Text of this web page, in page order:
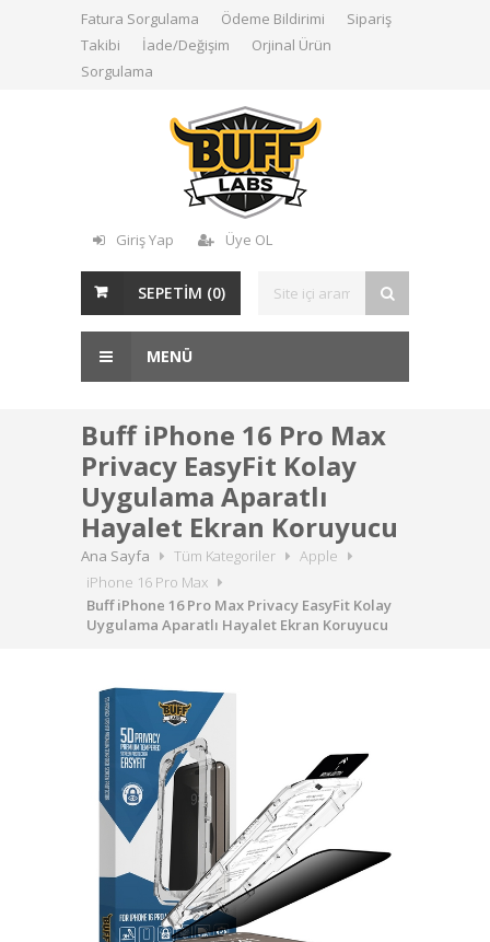
Fatura Sorgulama Ödeme Bildirimi
Sipariş
Takibi
İade/Değişim
Orjinal Ürün
Sorgulama
Giriş Yap Üye OL
SEPETİM (0)
MENÜ
Buff iPhone 16 Pro Max
Privacy EasyFit Kolay
Uygulama Aparatlı
Hayalet Ekran Koruyucu
Ana Sayfa Tüm Kategoriler
Apple
iPhone 16 Pro Max
Buff iPhone 16 Pro Max Privacy EasyFit Kolay
Uygulama Aparatlı Hayalet Ekran Koruyucu